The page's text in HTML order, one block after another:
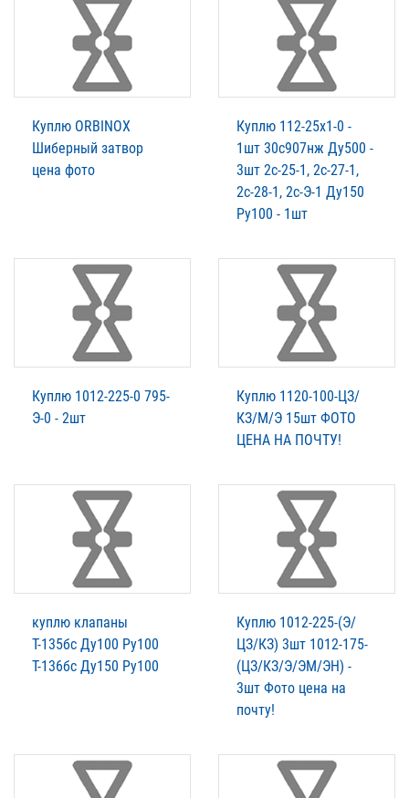
Куплю ORBINOX
Шиберный затвор
цена фото
Куплю 112-25х1-0 -
1шт 30с907нж Ду500 -
3шт 2с-25-1, 2с-27-1,
2с-28-1, 2с-Э-1 Ду150
Ру100 - 1шт
Куплю 1012-225-0 795-
Э-0 - 2шт
Куплю 1120-100-ЦЗ/
КЗ/М/Э 15шт ФОТО
ЦЕНА НА ПОЧТУ!
куплю клапаны
Т-135бс Ду100 Ру100
Т-136бс Ду150 Ру100
Куплю 1012-225-(Э/
ЦЗ/КЗ) 3шт 1012-175-
(ЦЗ/КЗ/Э/ЭМ/ЭН) -
3шт Фото цена на
почту!